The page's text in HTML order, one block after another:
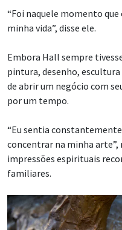
“Foi naquele momento que
minha vida”, disse ele.
Embora Hall sempre
pintura, desenho,
de abrir um negócio com
por um tempo.
“Eu sentia
concentrar na minha
impressões espirituais
familiares.